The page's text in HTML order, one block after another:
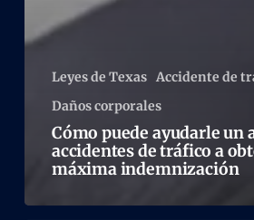
Leyes de Texas Accidente de
Daños corporales
Cómo puede ayudarle un
accidentes de tráfico a
máxima indemnización